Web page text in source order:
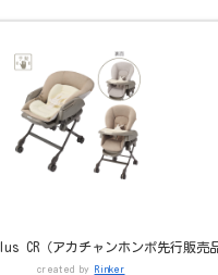
CR（アカチャンホンポ先行販売
created by Rinker